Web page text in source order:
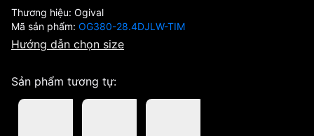
Thương hiệu: Ogival
Mã sản phẩm: OG380-28.4DJLW-TIM
Hướng dẫn chọn size
Sản phẩm tương tự: